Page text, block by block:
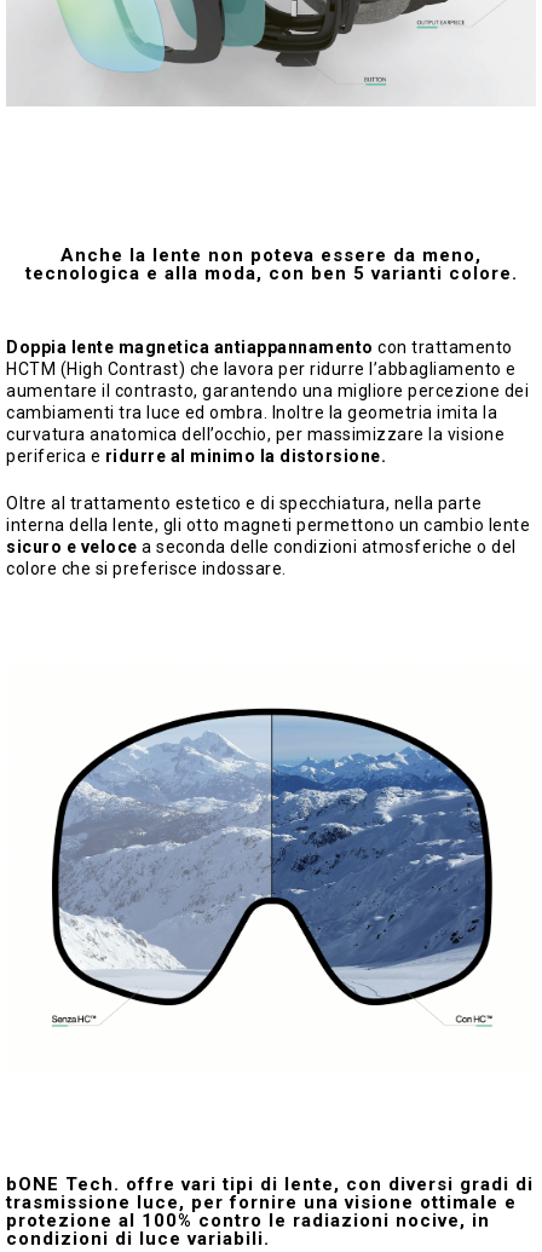
Anche la lente non poteva essere da meno,
tecnologica e alla moda, con ben 5 varianti colore.
Doppia lente magnetica antiappannamento con trattamento
HCTM (High Contrast) che lavora per ridurre l’abbagliamento e
aumentare il contrasto, garantendo una migliore percezione dei
cambiamenti tra luce ed ombra. Inoltre la geometria imita la
curvatura anatomica dell’occhio, per massimizzare la visione
periferica e ridurre al minimo la distorsione.
Oltre al trattamento estetico e di specchiatura, nella parte
interna della lente, gli otto magneti permettono un cambio lente
sicuro e veloce a seconda delle condizioni atmosferiche o del
colore che si preferisce indossare.
bONE Tech. offre vari tipi di lente, con diversi gradi di
trasmissione luce, per fornire una visione ottimale e
protezione al 100% contro le radiazioni nocive, in
condizioni di luce variabili.